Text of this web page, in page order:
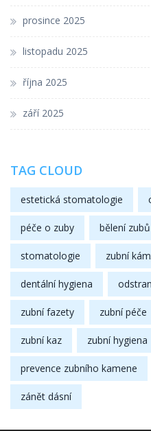
prosince 2025
listopadu 2025
října 2025
září 2025
TAG CLOUD
estetická stomatologie
péče o zuby bělení zubů
stomatologie zubní
dentální hygiena
zubní fazety zubní péče
zubní kaz zubní hygiena
prevence zubního kamene
zánět dásní